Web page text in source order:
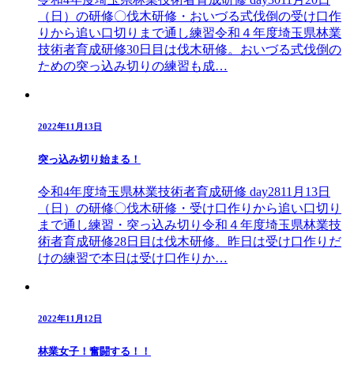
（日）の研修〇伐木研修・おいづる式伐倒の受け口作
りから追い口切りまで通し練習令和４年度埼玉県林業
技術者育成研修30日目は伐木研修。おいづる式伐倒の
ための突っ込み切りの練習も成…
2022年11月13日
突っ込み切り始まる！
令和4年度埼玉県林業技術者育成研修 day2811月13日
（日）の研修〇伐木研修・受け口作りから追い口切り
まで通し練習・突っ込み切り令和４年度埼玉県林業技
術者育成研修28日目は伐木研修。昨日は受け口作りだ
けの練習で本日は受け口作りか…
2022年11月12日
林業女子！奮闘する！！